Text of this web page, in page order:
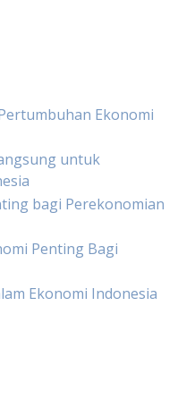
Ekonomi
untuk
bagi Perekonomian
Penting Bagi
Ekonomi Indonesia